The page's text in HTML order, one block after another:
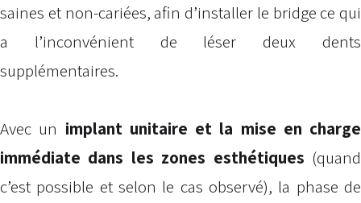
saines et non-cariées, afin d’installer le bridge ce qui
a l’inconvénient de léser deux dents
supplémentaires.
Avec un implant unitaire et la mise en charge
immédiate dans les zones esthétiques (quand
c’est possible et selon le cas observé), la phase de